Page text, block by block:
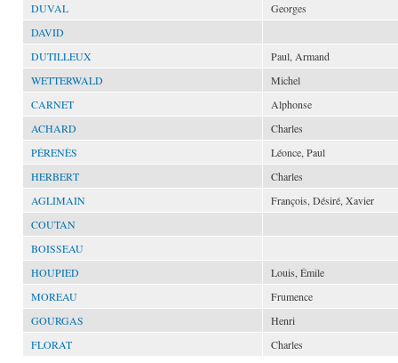
DUVAL
Georges
DAVID
DUTILLEUX
Paul, Armand
WETTERWALD
Michel
CARNET
Alphonse
ACHARD
Charles
PÉRENÈS
Léonce, Paul
HERBERT
Charles
AGLIMAIN
François, Désiré, Xavier
COUTAN
BOISSEAU
HOUPIED
Louis, Émile
MOREAU
Frumence
GOURGAS
Henri
FLORAT
Charles